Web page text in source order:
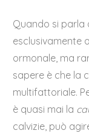
Quando si parla
esclusivamente
ormonale, ma
sapere è che la
multifattoriale.
è quasi mai la
calvizie, può